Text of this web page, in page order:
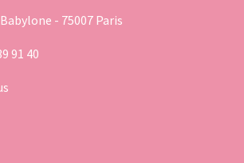
- 75007 Paris
91 40